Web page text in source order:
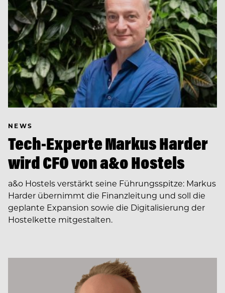
NEWS
Tech-Experte Markus Harder
wird CFO von a&o Hostels
a&o Hostels verstärkt seine Führungsspitze: Markus
Harder übernimmt die Finanzleitung und soll die
geplante Expansion sowie die Digitalisierung der
Hostelkette mitgestalten.